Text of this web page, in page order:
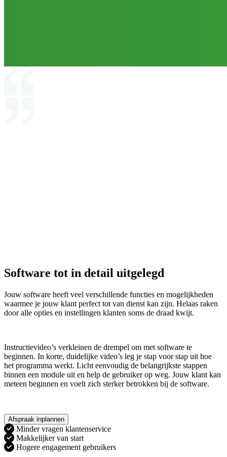
Software tot in detail uitgelegd
Jouw software heeft veel verschillende functies en mogelijkheden
waarmee je jouw klant perfect tot van dienst kan zijn. Helaas raken
door alle opties en instellingen klanten soms de draad kwijt.
Instructievideo’s verkleinen de drempel om met software te
beginnen. In korte, duidelijke video’s leg je stap voor stap uit hoe
het programma werkt. Licht eenvoudig de belangrijkste stappen
binnen een module uit en help de gebruiker op weg. Jouw klant kan
meteen beginnen en voelt zich sterker betrokken bij de software.
Afspraak inplannen
Minder vragen klantenservice
Makkelijker van start
Hogere engagement gebruikers